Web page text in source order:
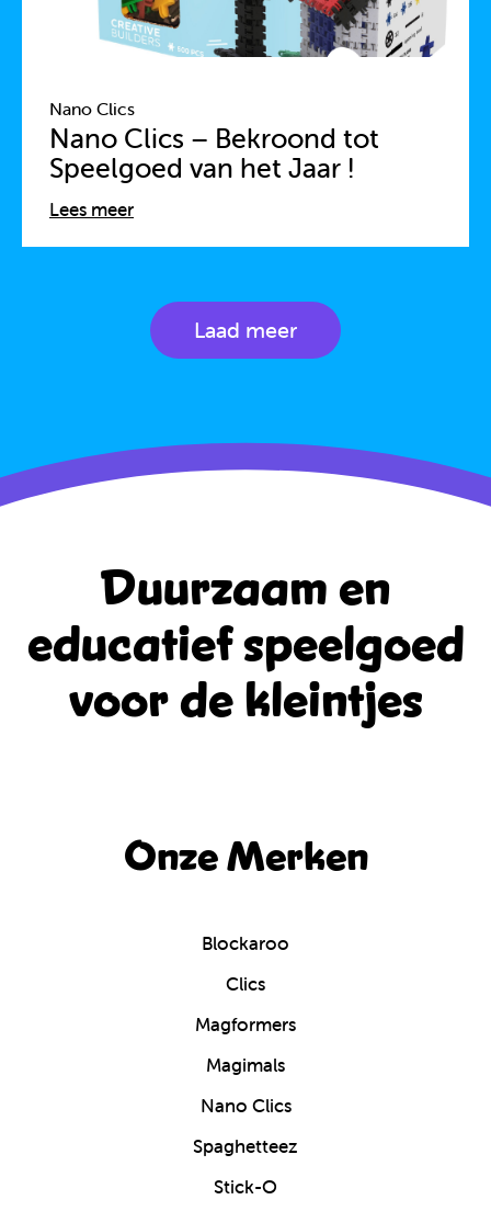
Nano Clics
Nano Clics – Bekroond tot
Speelgoed van het Jaar !
Lees meer
Laad meer
Duurzaam en
educatiefspeelgoed
voor de kleintjes
Onze Merken
Blockaroo
Clics
Magformers
Magimals
Nano Clics
Spaghetteez
Stick-O